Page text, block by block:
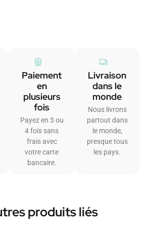
Paiement
en
plusieurs
fois
Payez en 3 ou
4 fois sans
frais avec
votre carte
bancaire.
Livraison
dans le
monde
Nous livrons
partout dans
le monde,
presque tous
les pays.
produits liés